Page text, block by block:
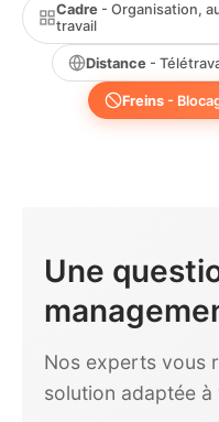
Cadre - Organisation,
travail
Distance -
Freins-
Une
Nos experts vous
solution adaptée